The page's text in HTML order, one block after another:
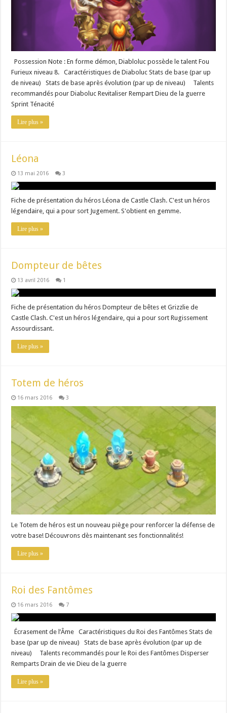
Possession Note : En forme démon, Diabloluc possède le talent Fou
Furieux niveau 8. Caractéristiques de Diaboluc Stats de base (par up
de niveau) Stats de base après évolution (par up de niveau) Talents
recommandés pour Diaboluc Revitaliser Rempart Dieu de la guerre
Sprint Ténacité
Lire plus »
Léona
13 mai 2016 3
Fiche de présentation du héros Léona de Castle Clash. C'est un héros
légendaire, qui a pour sort Jugement. S'obtient en gemme.
Lire plus »
Dompteur de bêtes
13 avril 2016 1
Fiche de présentation du héros Dompteur de bêtes et Grizzlie de
Castle Clash. C'est un héros légendaire, qui a pour sort Rugissement
Assourdissant.
Lire plus »
Totem de héros
16 mars 2016 3
Le Totem de héros est un nouveau piège pour renforcer la défense de
votre base! Découvrons dès maintenant ses fonctionnalités!
Lire plus »
Roi des Fantômes
16 mars 2016 7
Écrasement de l’Âme Caractéristiques du Roi des Fantômes Stats de
base (par up de niveau) Stats de base après évolution (par up de
niveau) Talents recommandés pour le Roi des Fantômes Disperser
Remparts Drain de vie Dieu de la guerre
Lire plus »